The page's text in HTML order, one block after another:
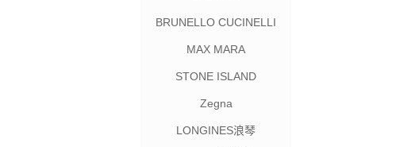
BRUNELLO CUCINELLI
MAX MARA
STONE ISLAND
Zegna
LONGINES浪琴